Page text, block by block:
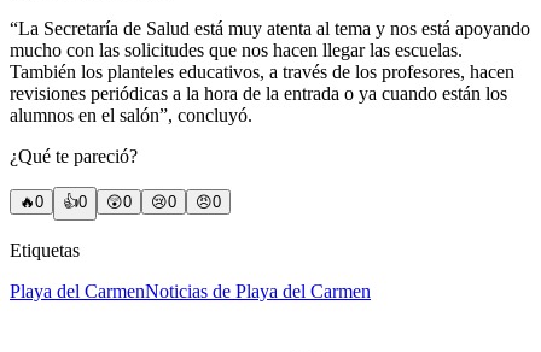
“La Secretaría de Salud está muy atenta al tema y nos está apoyando
mucho con las solicitudes que nos hacen llegar las escuelas.
También los planteles educativos, a través de los profesores, hacen
revisiones periódicas a la hora de la entrada o ya cuando están los
alumnos en el salón”, concluyó.
¿Qué te pareció?
🔥0 👍0 😲0 😢0 😠0
Etiquetas
Playa del CarmenNoticias de Playa del Carmen